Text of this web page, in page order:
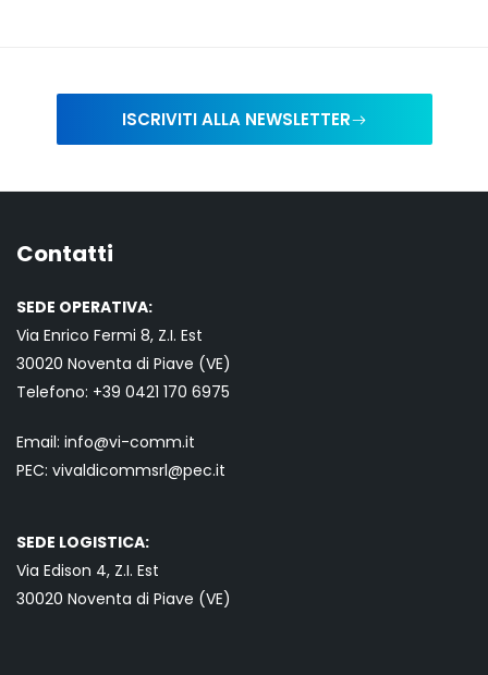
ISCRIVITI ALLA NEWSLETTER
Contatti
SEDE OPERATIVA:
Via Enrico Fermi 8, Z.I. Est
30020 Noventa di Piave (VE)
Telefono: +39 0421 170 6975
Email: info@vi-comm.it
PEC: vivaldicommsrl@pec.it
SEDE LOGISTICA:
Via Edison 4, Z.I. Est
30020 Noventa di Piave (VE)